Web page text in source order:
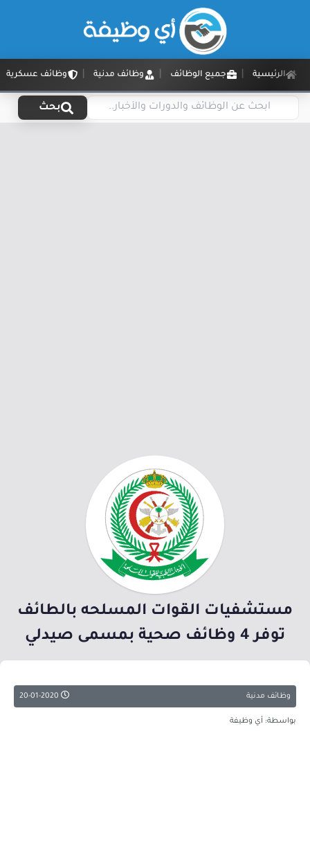
الرئيسية جميع الوظائف وظائف مدنية وظائف عسكرية
بحث
مستشفيات القوات المسلحه بالطائف
توفر 4 وظائف صحية بمسمى صيدلي
وظائف مدنية
بواسطة: أي وظيفة